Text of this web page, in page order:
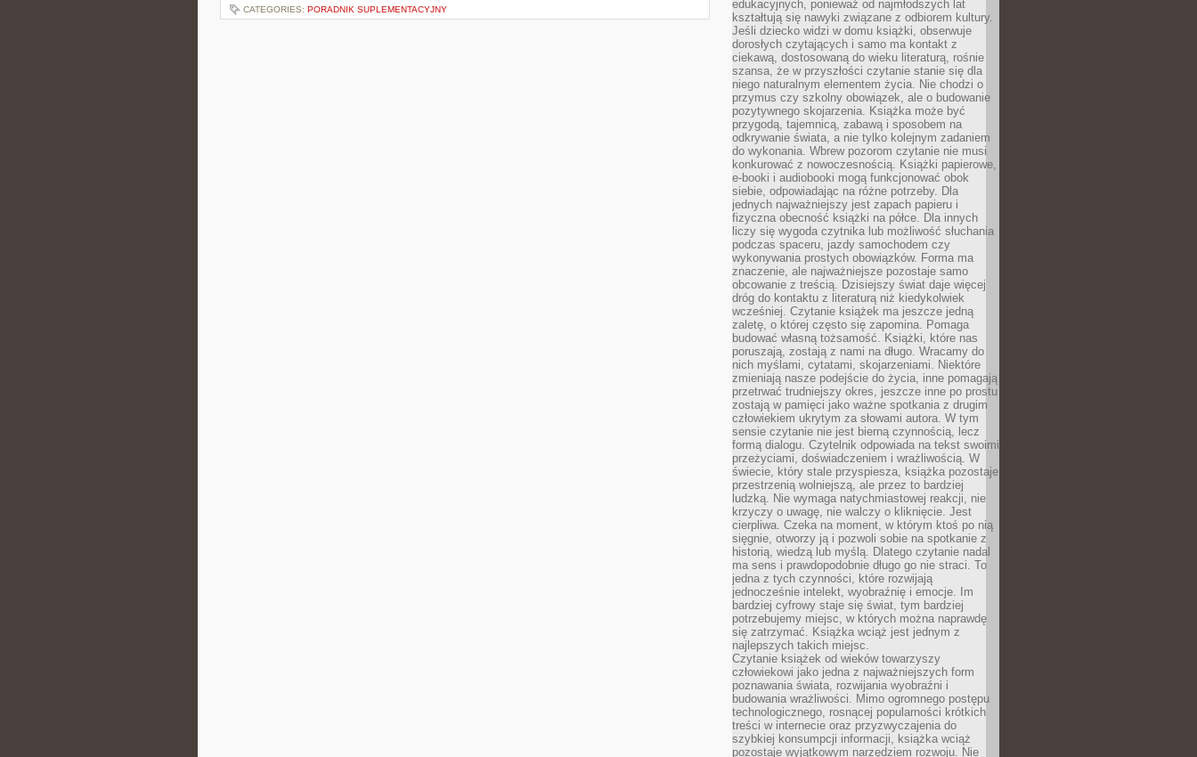
CATEGORIES: PORADNIK SUPLEMENTACYJNY
edukacyjnych, ponieważ od najmłodszych lat
kształtują się nawyki związane z odbiorem kultury.
Jeśli dziecko widzi w domu książki, obserwuje
dorosłych czytających i samo ma kontakt z
ciekawą, dostosowaną do wieku literaturą, rośnie
szansa, że w przyszłości czytanie stanie się dla
niego naturalnym elementem życia. Nie chodzi o
przymus czy szkolny obowiązek, ale o budowanie
pozytywnego skojarzenia. Książka może być
przygodą, tajemnicą, zabawą i sposobem na
odkrywanie świata, a nie tylko kolejnym zadaniem
do wykonania. Wbrew pozorom czytanie nie musi
konkurować z nowoczesnością. Książki papierowe,
e-booki i audiobooki mogą funkcjonować obok
siebie, odpowiadając na różne potrzeby. Dla
jednych najważniejszy jest zapach papieru i
fizyczna obecność książki na półce. Dla innych
liczy się wygoda czytnika lub możliwość słuchania
podczas spaceru, jazdy samochodem czy
wykonywania prostych obowiązków. Forma ma
znaczenie, ale najważniejsze pozostaje samo
obcowanie z treścią. Dzisiejszy świat daje więcej
dróg do kontaktu z literaturą niż kiedykolwiek
wcześniej. Czytanie książek ma jeszcze jedną
zaletę, o której często się zapomina. Pomaga
budować własną tożsamość. Książki, które nas
poruszają, zostają z nami na długo. Wracamy do
nich myślami, cytatami, skojarzeniami. Niektóre
zmieniają nasze podejście do życia, inne pomagają
przetrwać trudniejszy okres, jeszcze inne po prostu
zostają w pamięci jako ważne spotkania z drugim
człowiekiem ukrytym za słowami autora. W tym
sensie czytanie nie jest bierną czynnością, lecz
formą dialogu. Czytelnik odpowiada na tekst swoimi
przeżyciami, doświadczeniem i wrażliwością. W
świecie, który stale przyspiesza, książka pozostaje
przestrzenią wolniejszą, ale przez to bardziej
ludzką. Nie wymaga natychmiastowej reakcji, nie
krzyczy o uwagę, nie walczy o kliknięcie. Jest
cierpliwa. Czeka na moment, w którym ktoś po nią
sięgnie, otworzy ją i pozwoli sobie na spotkanie z
historią, wiedzą lub myślą. Dlatego czytanie nadal
ma sens i prawdopodobnie długo go nie straci. To
jedna z tych czynności, które rozwijają
jednocześnie intelekt, wyobraźnię i emocje. Im
bardziej cyfrowy staje się świat, tym bardziej
potrzebujemy miejsc, w których można naprawdę
się zatrzymać. Książka wciąż jest jednym z
najlepszych takich miejsc.
Czytanie książek od wieków towarzyszy
człowiekowi jako jedna z najważniejszych form
poznawania świata, rozwijania wyobraźni i
budowania wrażliwości. Mimo ogromnego postępu
technologicznego, rosnącej popularności krótkich
treści w internecie oraz przyzwyczajenia do
szybkiej konsumpcji informacji, książka wciąż
pozostaje wyjątkowym narzędziem rozwoju. Nie